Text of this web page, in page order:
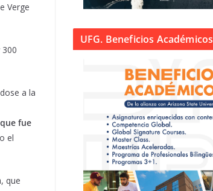
Verge
a la
fue
el
que
UFG. Beneficios Académicos